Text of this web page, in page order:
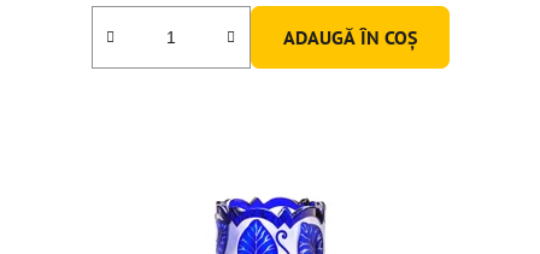
ADAUGĂ ÎN COŞ